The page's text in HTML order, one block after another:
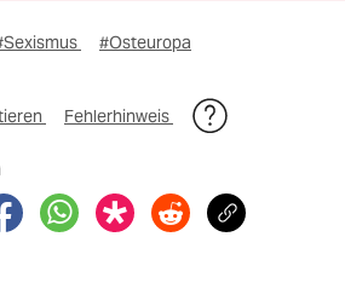
#Osteuropa
Fehlerhinweis